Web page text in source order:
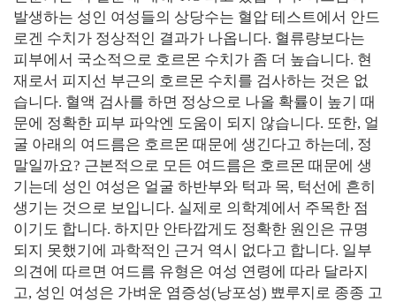
발생하는 성인 여성들의 상당수는 혈압 테스트에서 안드
로겐 수치가 정상적인 결과가 나옵니다. 혈류량보다는
피부에서 국소적으로 호르몬 수치가 좀 더 높습니다. 현
재로서 피지선 부근의 호르몬 수치를 검사하는 것은 없
습니다. 혈액 검사를 하면 정상으로 나올 확률이 높기 때
문에 정확한 피부 파악엔 도움이 되지 않습니다. 또한, 얼
굴 아래의 여드름은 호르몬 때문에 생긴다고 하는데, 정
말일까요? 근본적으로 모든 여드름은 호르몬 때문에 생
기는데 성인 여성은 얼굴 하반부와 턱과 목, 턱선에 흔히
생기는 것으로 보입니다. 실제로 의학계에서 주목한 점
이기도 합니다. 하지만 안타깝게도 정확한 원인은 규명
되지 못했기에 과학적인 근거 역시 없다고 합니다. 일부
의견에 따르면 여드름 유형은 여성 연령에 따라 달라지
고, 성인 여성은 가벼운 염증성(낭포성) 뾰루지로 종종 고